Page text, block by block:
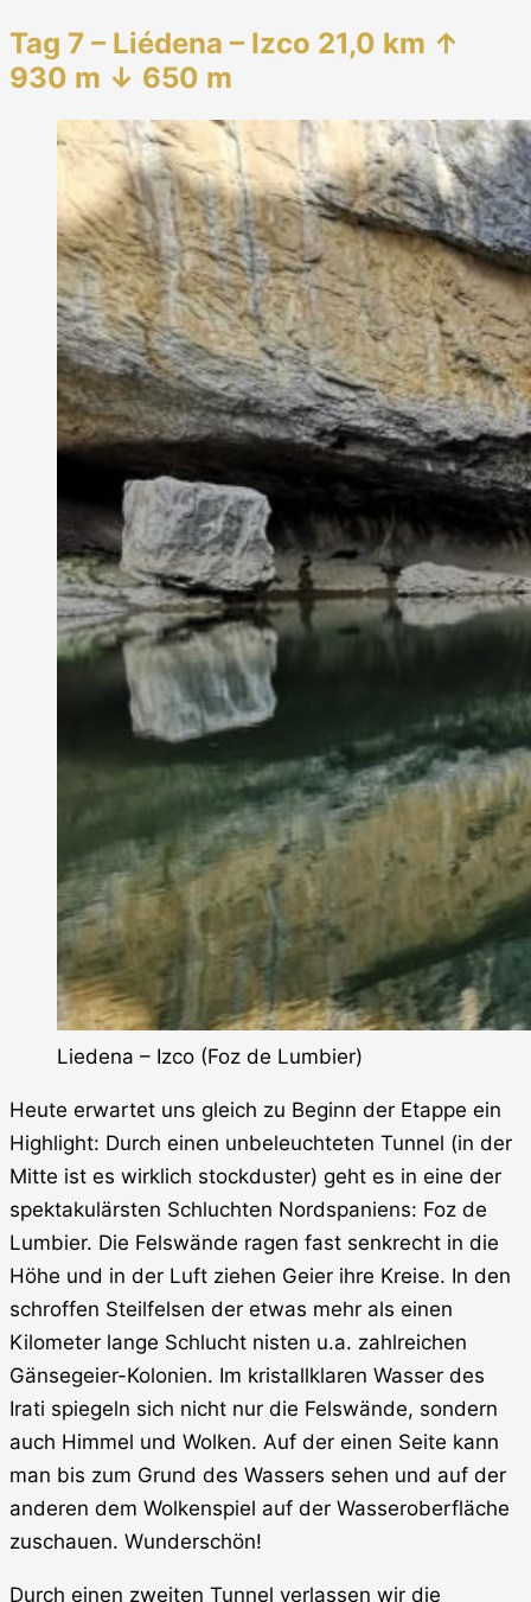
Tag 7 – Liédena – Izco 21,0 km ↑
930 m ↓ 650 m
Liedena – Izco (Foz de Lumbier)
Heute erwartet uns gleich zu Beginn der Etappe ein
Highlight: Durch einen unbeleuchteten Tunnel (in der
Mitte ist es wirklich stockduster) geht es in eine der
spektakulärsten Schluchten Nordspaniens: Foz de
Lumbier. Die Felswände ragen fast senkrecht in die
Höhe und in der Luft ziehen Geier ihre Kreise. In den
schroffen Steilfelsen der etwas mehr als einen
Kilometer lange Schlucht nisten u.a. zahlreichen
Gänsegeier-Kolonien. Im kristallklaren Wasser des
Irati spiegeln sich nicht nur die Felswände, sondern
auch Himmel und Wolken. Auf der einen Seite kann
man bis zum Grund des Wassers sehen und auf der
anderen dem Wolkenspiel auf der Wasseroberfläche
zuschauen. Wunderschön!
Durch einen zweiten Tunnel verlassen wir die